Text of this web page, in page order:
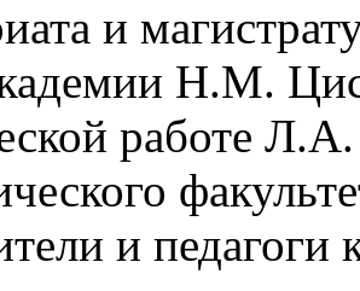
и
Н.М.
работе
и педагоги